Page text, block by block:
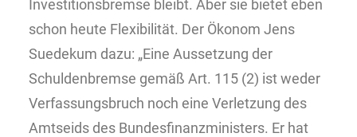
Investitionsbremse bleibt. Aber sie bietet eben
schon heute Flexibilität. Der Ökonom Jens
Suedekum dazu: „Eine Aussetzung der
Schuldenbremse gemäß Art. 115 (2) ist weder
Verfassungsbruch noch eine Verletzung des
Amtseids des Bundesfinanzministers. Er hat